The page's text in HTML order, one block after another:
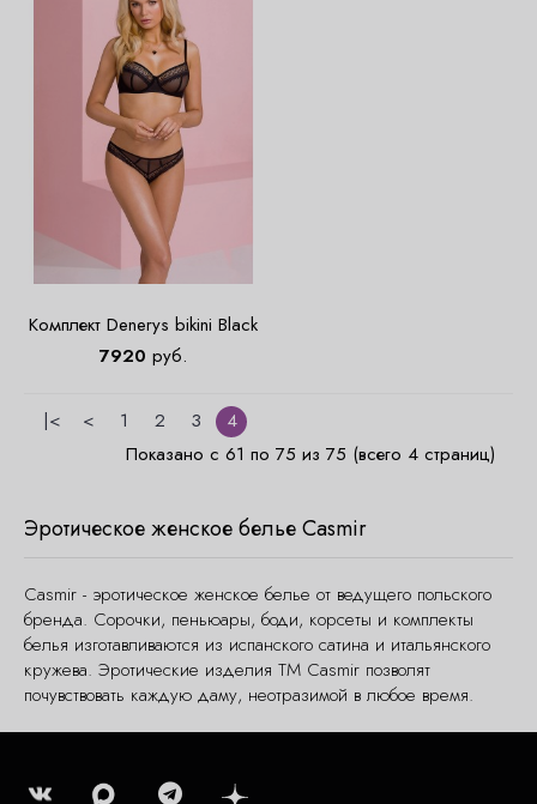
Комплект Denerys bikini Black
7920 руб.
|< < 1 2 3
4
Показано с 61 по 75 из 75 (всего 4 страниц)
Эротическое женское белье Casmir
Casmir - эротическое женское белье от ведущего польского
бренда. Сорочки, пеньюары, боди, корсеты и комплекты
белья изготавливаются из испанского сатина и итальянского
кружева. Эротические изделия ТМ Casmir позволят
почувствовать каждую даму, неотразимой в любое время.